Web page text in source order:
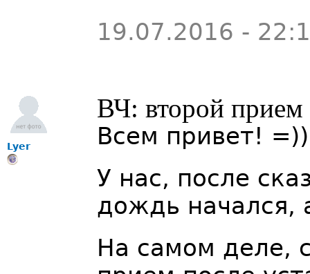
19.07.2016 -
Lyer
ВЧ: второй прием
Всем привет!
У нас, после
дождь начался,
На самом деле,